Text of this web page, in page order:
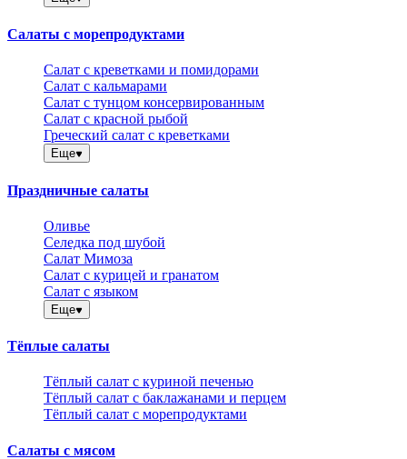
Салаты с морепродуктами
Салат с креветками и помидорами
Салат с кальмарами
Салат с тунцом консервированным
Салат с красной рыбой
Греческий салат с креветками
Еще
Праздничные салаты
Оливье
Селедка под шубой
Салат Мимоза
Салат с курицей и гранатом
Салат с языком
Еще
Тёплые салаты
Тёплый салат с куриной печенью
Тёплый салат с баклажанами и перцем
Тёплый салат с морепродуктами
Салаты с мясом